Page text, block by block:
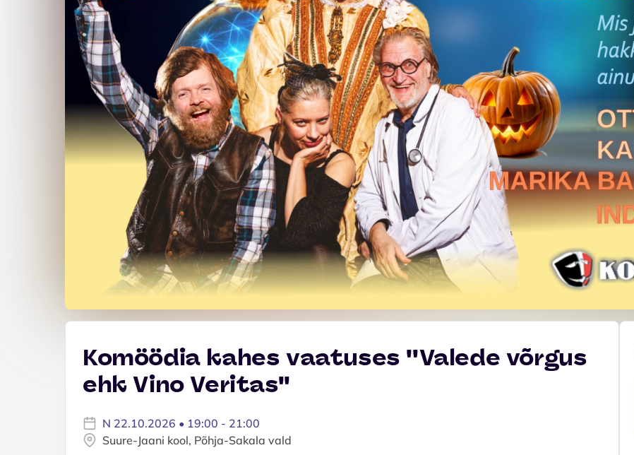
Komöödia kahes vaatuses ''Valede võrgus
ehk Vino Veritas''
N 22.10.2026 • 19:00 - 21:00
Suure-Jaani kool, Põhja-Sakala vald